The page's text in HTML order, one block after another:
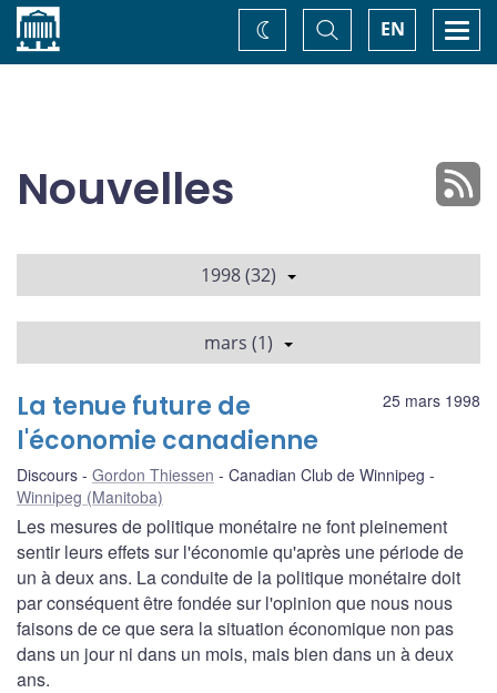
Accueil EN
Basculer
la
recherche
Changez
de
Nouvelles
1998 (32)
mars (1)
25 mars 1998
La tenue future de
l'économie canadienne
Discours Gordon Thiessen
Canadian Club de Winnipeg
Winnipeg (Manitoba)
Les mesures de politique monétaire ne font pleinement
sentir leurs effets sur l'économie qu'après une période de
un à deux ans. La conduite de la politique monétaire doit
par conséquent être fondée sur l'opinion que nous nous
faisons de ce que sera la situation économique non pas
dans un jour ni dans un mois, mais bien dans un à deux
ans.